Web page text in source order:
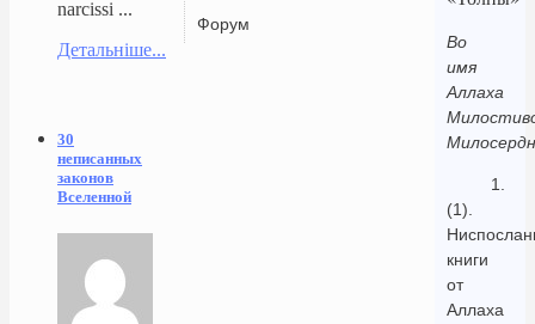
Форум
Во
имя
Аллаха
1.
(1).
книги
от
Аллаха
narcissi ...
Детальніше...
30
неписанных
законов
Вселенной